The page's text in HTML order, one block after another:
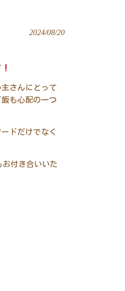
2024/08/20
さんにとって
も心配の一つ
ドだけでなく
付き合いいた